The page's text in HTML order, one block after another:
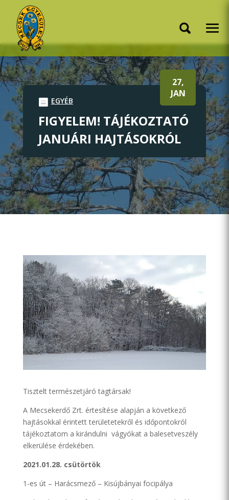
27,
JAN
EGYÉB
FIGYELEM! TÁJÉKOZTATÓ
JANUÁRI HAJTÁSOKRÓL
Tisztelt természetjáró tagtársak!
A Mecsekerdő Zrt. értesítése alapján a következő
hajtásokkal érintett területetekről és időpontokról
tájékoztatom a kirándulni vágyókat a balesetveszély
elkerülése érdekében.
2021.01.28. csütörtök
1-es út – Harácsmező – Kisújbányai focipálya